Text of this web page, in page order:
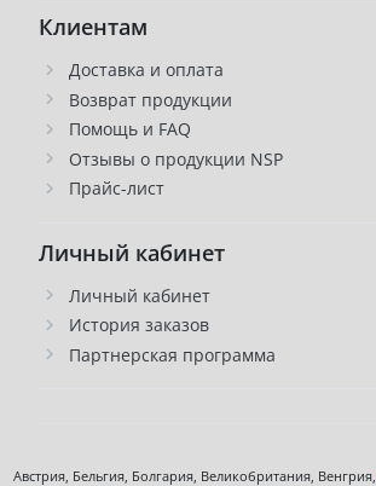
Клиентам
Доставка и оплата
Возврат продукции
Помощь и FAQ
Отзывы о продукции NSP
Прайс-лист
Личный кабинет
Личный кабинет
История заказов
Партнерская программа
Австрия, Бельгия, Болгария, Великобритания, Венгрия,